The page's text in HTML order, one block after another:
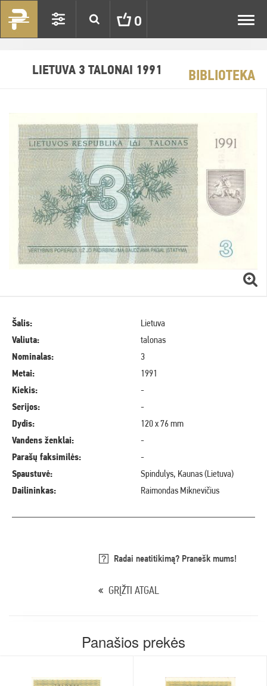
0
LIETUVA 3 TALONAI 1991 BIBLIOTEKA
Šalis:
Lietuva
Valiuta:
talonas
Nominalas:
3
Metai:
1991
Kiekis:
-
Serijos:
-
Dydis:
120 x 76 mm
Vandens ženklai:
-
Parašų faksimilės:
-
Spaustuvė:
Spindulys, Kaunas (Lietuva)
Dailininkas:
Raimondas Miknevičius
Radai neatitikimą? Pranešk mums!
GRĮŽTI ATGAL
Panašios prekės